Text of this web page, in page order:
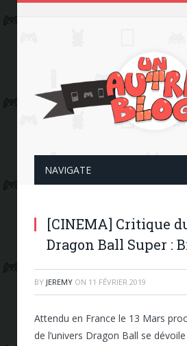
NAVIGATE
[CINEMA] Critique
Dragon Ball Super :
BY JEREMY ON 11 FÉVRIER 2019
Attendu en France le 13 Mars
de l’univers Dragon Ball se